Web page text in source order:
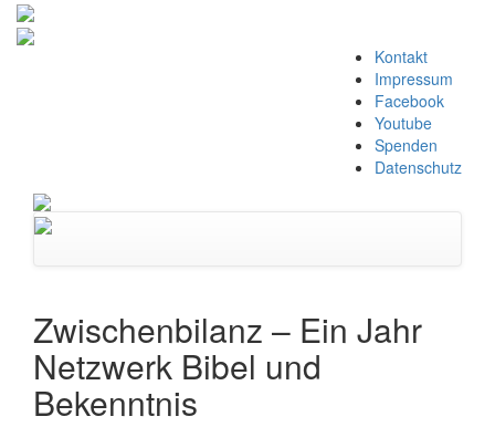
Kontakt
Impressum
Facebook
Youtube
Spenden
Datenschutz
Navigation
Zwischenbilanz – Ein Jahr
Netzwerk Bibel und
Bekenntnis